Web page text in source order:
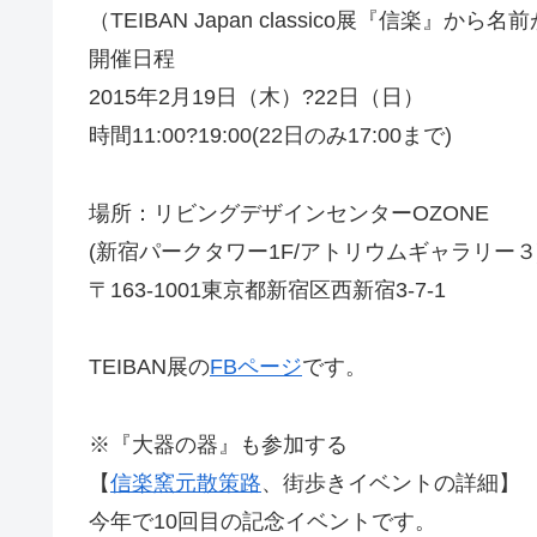
（TEIBAN Japan classico展『信楽』から名前
開催日程
2015年2月19日（木）?22日（日）
時間11:00?19:00(22日のみ17:00まで)
場所：リビングデザインセンターOZONE
(新宿パーク タワー1F/アトリウムギャラリー
〒163-1001東京都新宿区西新宿3-7-1
TEIBAN展のFBページです。
※『大器の器』も参加する
【信楽窯元散策路、街歩きイベントの詳細】
今年で10回目の記念イベントです。